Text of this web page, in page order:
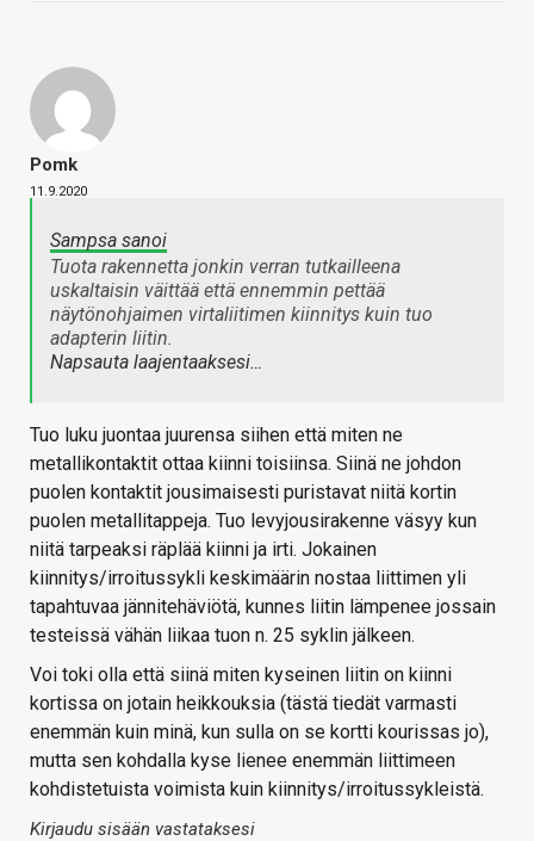
Pomk
11.9.2020
Sampsa sanoi
Tuota rakennetta jonkin verran tutkailleena
uskaltaisin väittää että ennemmin pettää
näytönohjaimen virtaliitimen kiinnitys kuin tuo
adapterin liitin.
Napsauta laajentaaksesi…
Tuo luku juontaa juurensa siihen että miten ne
metallikontaktit ottaa kiinni toisiinsa. Siinä ne johdon
puolen kontaktit jousimaisesti puristavat niitä kortin
puolen metallitappeja. Tuo levyjousirakenne väsyy kun
niitä tarpeaksi räplää kiinni ja irti. Jokainen
kiinnitys/irroitussykli keskimäärin nostaa liittimen yli
tapahtuvaa jännitehäviötä, kunnes liitin lämpenee jossain
testeissä vähän liikaa tuon n. 25 syklin jälkeen.
Voi toki olla että siinä miten kyseinen liitin on kiinni
kortissa on jotain heikkouksia (tästä tiedät varmasti
enemmän kuin minä, kun sulla on se kortti kourissas jo),
mutta sen kohdalla kyse lienee enemmän liittimeen
kohdistetuista voimista kuin kiinnitys/irroitussykleistä.
Kirjaudu sisään vastataksesi